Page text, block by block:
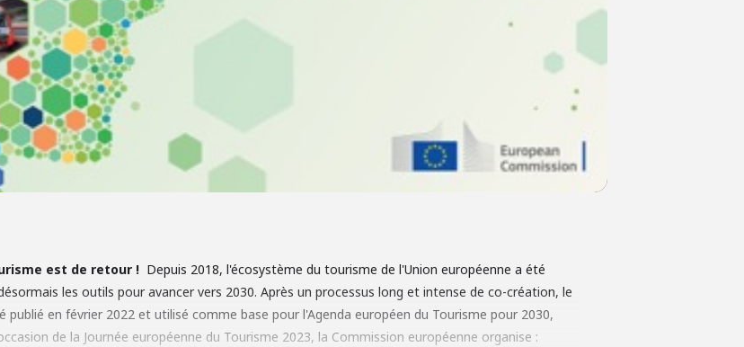
est de retour ! Depuis 2018, l'écosystème du tourisme de l'Union européenne a été
les outils pour avancer vers 2030. Après un processus long et intense de co-création, le
en février 2022 et utilisé comme base pour l'Agenda européen du Tourisme pour 2030,
de la Journée européenne du Tourisme 2023, la Commission européenne organise :